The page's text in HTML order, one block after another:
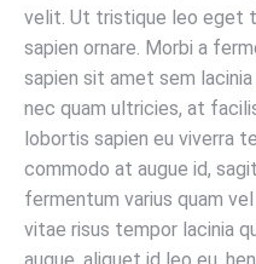
velit. Ut tristique leo eget
sapien ornare. Morbi a
sapien sit amet sem
nec quam ultricies, at
lobortis sapien eu viverra
commodo at augue id,
fermentum varius quam
vitae risus tempor lacinia